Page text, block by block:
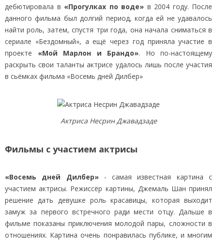
дебютировала в «Прогулках по воде» в 2004 году. После
данного фильма был долгий период, когда ей не удавалось
найти роль, затем, спустя три года, она начала сниматься в
сериале «Бездомный», а ещё через год приняла участие в
проекте «Мой Марлон и Брандо». Но по-настоящему
раскрыть свои таланты актрисе удалось лишь после участия
в сьёмках фильма «Восемь дней Дилбер»
Актриса Несрин Джавадзаде
Фильмы с участием актрисы
«Восемь дней Дилбер»- самая известная картина с
участием актрисы. Режиссёр картины, Джемаль Шан принял
решение дать девушке роль красавицы, которая выходит
замуж за первого встречного ради мести отцу. Дальше в
фильме показаны приключения молодой пары, сложности в
отношениях. Картина очень понравилась публике, и многим